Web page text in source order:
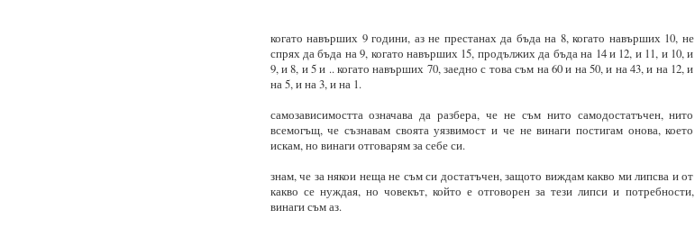
когато навърших 9 години, аз не престанах да бъда на 8, когато навърших 10, не
спрях да бъда на 9, когато навърших 15, продължих да бъда на 14 и 12, и 11, и 10, и
9, и 8, и 5 и .. когато навърших 70, заедно с това съм на 60 и на 50, и на 43, и на 12, и
на 5, и на 3, и на 1.
самозависимостта означава да разбера, че не съм нито самодостатъчен, нито
всемогъщ, че съзнавам своята уязвимост и че не винаги постигам онова, което
искам, но винаги отговарям за себе си.
знам, че за някои неща не съм си достатъчен, защото виждам какво ми липсва и от
какво се нуждая, но човекът, който е отговорен за тези липси и потребности,
винаги съм аз.